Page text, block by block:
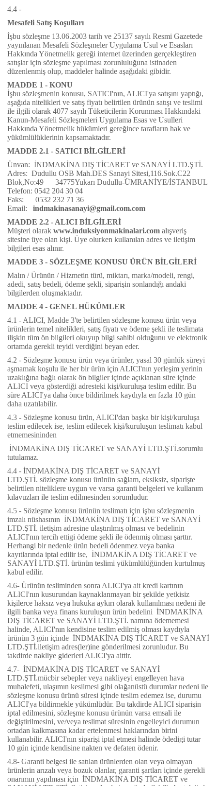
4.4 -
Mesafeli Satış Koşulları
İşbu sözleşme 13.06.2003 tarih ve 25137 sayılı Resmi Gazetede
yayınlanan Mesafeli Sözleşmeler Uygulama Usul ve Esasları
Hakkında Yönetmelik gereği internet üzerinden gerçekleştiren
satışlar için sözleşme yapılması zorunluluğuna istinaden
düzenlenmiş olup, maddeler halinde aşağıdaki gibidir.
MADDE 1 - KONU
İşbu sözleşmenin konusu, SATICI'nın, ALICI'ya satışını yaptığı,
aşağıda nitelikleri ve satış fiyatı belirtilen ürünün satışı ve teslimi
ile ilgili olarak 4077 sayılı Tüketicilerin Korunması Hakkındaki
Kanun-Mesafeli Sözleşmeleri Uygulama Esas ve Usulleri
Hakkında Yönetmelik hükümleri gereğince tarafların hak ve
yükümlülüklerinin kapsamaktadır.
MADDE 2.1 - SATICI BİLGİLERİ
Ünvan: İNDMAKİNA DIŞ TİCARET ve SANAYİ LTD.ŞTİ.
Adres: Dudullu OSB Mah.DES Sanayi Sitesi,116.Sok.C22
Blok,No:49 34775Yukarı Dudullu-ÜMRANİYE/İSTANBUL
Telefon: 0542 204 30 04
Faks: 0532 232 71 36
Email: indmakinasanayi@gmail.com.com
MADDE 2.2 - ALICI BİLGİLERİ
Müşteri olarak www.induksiyonmakinalari.com alışveriş
sitesine üye olan kişi. Üye olurken kullanılan adres ve iletişim
bilgileri esas alınır.
MADDE 3 - SÖZLEŞME KONUSU ÜRÜN BİLGİLERİ
Malın / Ürünün / Hizmetin türü, miktarı, marka/modeli, rengi,
adedi, satış bedeli, ödeme şekli, siparişin sonlandığı andaki
bilgilerden oluşmaktadır.
MADDE 4 - GENEL HÜKÜMLER
4.1 - ALICI, Madde 3'te belirtilen sözleşme konusu ürün veya
ürünlerin temel nitelikleri, satış fiyatı ve ödeme şekli ile teslimata
ilişkin tüm ön bilgileri okuyup bilgi sahibi olduğunu ve elektronik
ortamda gerekli teyidi verdiğini beyan eder.
4.2 - Sözleşme konusu ürün veya ürünler, yasal 30 günlük süreyi
aşmamak koşulu ile her bir ürün için ALICI'nın yerleşim yerinin
uzaklığına bağlı olarak ön bilgiler içinde açıklanan süre içinde
ALICI veya gösterdiği adresteki kişi/kuruluşa teslim edilir. Bu
süre ALICI'ya daha önce bildirilmek kaydıyla en fazla 10 gün
daha uzatılabilir.
4.3 - Sözleşme konusu ürün, ALICI'dan başka bir kişi/kuruluşa
teslim edilecek ise, teslim edilecek kişi/kuruluşun teslimatı kabul
etmemesininden
İNDMAKİNA DIŞ TİCARET ve SANAYİ LTD.ŞTİ.sorumlu
tutulamaz.
4.4 - İNDMAKİNA DIŞ TİCARET ve SANAYİ
LTD.ŞTİ. sözleşme konusu ürünün sağlam, eksiksiz, siparişte
belirtilen niteliklere uygun ve varsa garanti belgeleri ve kullanım
kılavuzları ile teslim edilmesinden sorumludur.
4.5 - Sözleşme konusu ürünün teslimatı için işbu sözleşmenin
imzalı nüshasının İNDMAKİNA DIŞ TİCARET ve SANAYİ
LTD.ŞTİ. iletişim adresine ulaştırılmış olması ve bedelinin
ALICI'nın tercih ettigi ödeme şekli ile ödenmiş olması şarttır.
Herhangi bir nedenle ürün bedeli ödenmez veya banka
kayıtlarında iptal edilir ise, İNDMAKİNA DIŞ TİCARET ve
SANAYİ LTD.ŞTİ. ürünün teslimi yükümlülüğünden kurtulmuş
kabul edilir.
4.6- Ürünün tesliminden sonra ALICI'ya ait kredi kartının
ALICI'nın kusurundan kaynaklanmayan bir şekilde yetkisiz
kişilerce haksız veya hukuka aykırı olarak kullanılması nedeni ile
ilgili banka veya finans kuruluşun ürün bedelini İNDMAKİNA
DIŞ TİCARET ve SANAYİ LTD.ŞTİ. namına ödememesi
halinde, ALICI'nın kendisine teslim edilmiş olması kaydıyla
ürünün 3 gün içinde İNDMAKİNA DIŞ TİCARET ve SANAYİ
LTD.ŞTİ.iletişim adres(ler)ine gönderilmesi zorunludur. Bu
takdirde nakliye giderleri ALICI'ya aittir.
4.7- İNDMAKİNA DIŞ TİCARET ve SANAYİ
LTD.ŞTİ.mücbir sebepler veya nakliyeyi engelleyen hava
muhalefeti, ulaşımın kesilmesi gibi olağanüstü durumlar nedeni ile
sözleşme konusu ürünü süresi içinde teslim edemez ise, durumu
ALICI'ya bildirmekle yükümlüdür. Bu takdirde ALICI siparişin
iptal edilmesini, sözleşme konusu ürünün varsa emsali ile
değiştirilmesini, ve/veya teslimat süresinin engelleyici durumun
ortadan kalkmasına kadar ertelenmesi haklarından birini
kullanabilir. ALICI'nın siparişi iptal etmesi halinde ödedigi tutar
10 gün içinde kendisine nakten ve defaten ödenir.
4.8- Garanti belgesi ile satılan ürünlerden olan veya olmayan
ürünlerin arızalı veya bozuk olanlar, garanti şartları içinde gerekli
onarımın yapılması için İNDMAKİNA DIŞ TİCARET ve